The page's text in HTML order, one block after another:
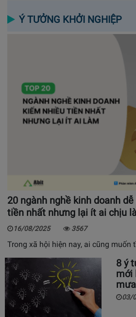
Ý TƯỞNG KHỞI NGHIỆP
20 ngành nghề kinh doanh
tiền nhất nhưng lại ít ai chịu
16/08/2025 3567
Trong xã hội hiện nay, ai cũng muốn
8 ý
mới
03/